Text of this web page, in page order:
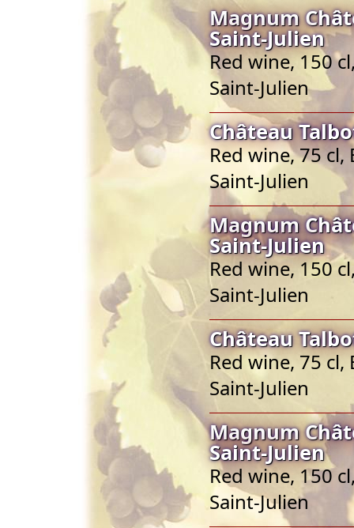
Magnum
Saint-Julien
Red wine, 150
Saint-Julien
Château
Red wine, 75
Saint-Julien
Magnum
Saint-Julien
Red wine, 150
Saint-Julien
Château
Red wine, 75
Saint-Julien
Magnum
Saint-Julien
Red wine, 150
Saint-Julien